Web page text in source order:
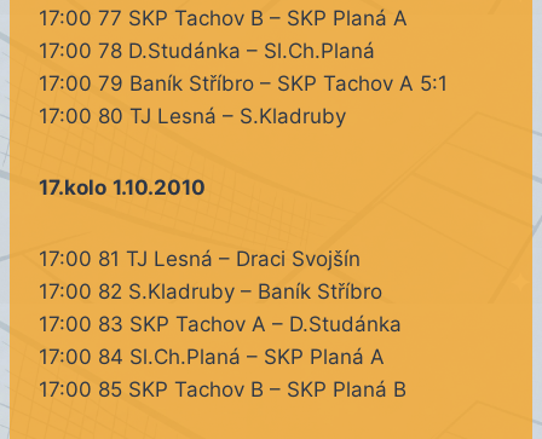
17:00 77 SKP Tachov B – SKP Planá A
17:00 78 D.Studánka – Sl.Ch.Planá
17:00 79 Baník Stříbro – SKP Tachov A 5:1
17:00 80 TJ Lesná – S.Kladruby
17.kolo 1.10.2010
17:00 81 TJ Lesná – Draci Svojšín
17:00 82 S.Kladruby – Baník Stříbro
17:00 83 SKP Tachov A – D.Studánka
17:00 84 Sl.Ch.Planá – SKP Planá A
17:00 85 SKP Tachov B – SKP Planá B